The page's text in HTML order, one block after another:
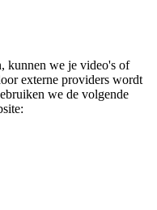
kunnen we je video's of
externe providers wordt
we de volgende